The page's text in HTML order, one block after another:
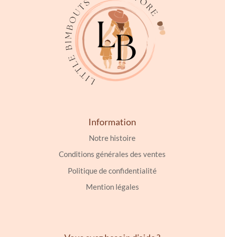
choisies
sur
la
page
du
produit
Information
Notre histoire
Conditions générales des ventes
Politique de confidentialité
Mention légales